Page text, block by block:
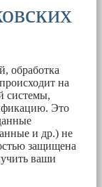
обработка
на
системы,
Это
и др.) не
защищена
ваши